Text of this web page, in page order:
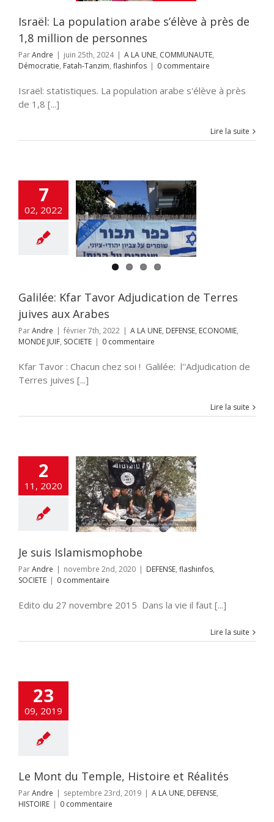
Israël: La population arabe s’élève à près de
1,8 million de personnes
ParAndre | juin 25th, 2024 | A LA UNE, COMMUNAUTE,
Démocratie, Fatah-Tanzim, flashinfos | 0 commentaire
Israël: statistiques. La population arabe s'élève à près
de 1,8 [...]
Lire la suite
7
02, 2022
Kfar Tavor
de Terres
DEFENSE
Galilée: Kfar Tavor Adjudication de Terres
juives aux Arabes
ParAndre | février 7th, 2022 | A LA UNE, DEFENSE, ECONOMIE,
MONDE JUIF, SOCIETE | 0 commentaire
Kfar Tavor : Chacun chez soi ! Galilée: l''Adjudication de
Terres juives [...]
Lire la suite
2
11, 2020
flashinfos
Je suis Islamismophobe
ParAndre | novembre 2nd, 2020 | DEFENSE, flashinfos,
SOCIETE | 0 commentaire
Edito du 27 novembre 2015 Dans la vie il faut [...]
Lire la suite
23
09, 2019
Le Mont du Temple, Histoire et Réalités
ParAndre | septembre 23rd, 2019 | A LA UNE, DEFENSE,
HISTOIRE | 0 commentaire